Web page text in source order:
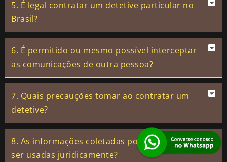
5. É legal contratar um detetive particular no
Brasil?
6. É permitido ou mesmo possível interceptar
as comunicações de outra pessoa?
7. Quais precauções tomar ao contratar um
detetive?
8. As informações coletadas por vocês podem
ser usadas juridicamente?